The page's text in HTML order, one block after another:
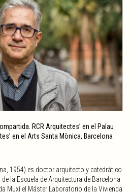
RCR Arquitectes’ en el Palau
en el Arts Santa Mònica, Barcelona
1954) es doctor arquitecto y catedrático
la Escuela de Arquitectura de Barcelona
Muxí el Máster Laboratorio de la Vivienda